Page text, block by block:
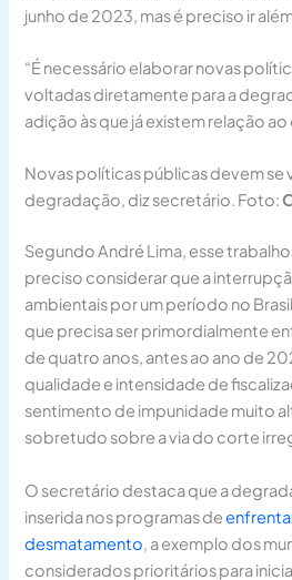
junho de 2023, mas é preciso ir
“É necessário elaborar novas
voltadas diretamente para a
adição às que já existem relação
Novas políticas públicas devem se
degradação, diz secretário. Foto:
Segundo André Lima, esse
preciso considerar que a
ambientais por um período no
que precisa ser primordialmente
de quatro anos, antes ao ano de
qualidade e intensidade de
sentimento de impunidade muito
sobretudo sobre a via do corte
O secretário destaca que a
inserida nos programas de
desmatamento, a exemplo dos
considerados prioritários para